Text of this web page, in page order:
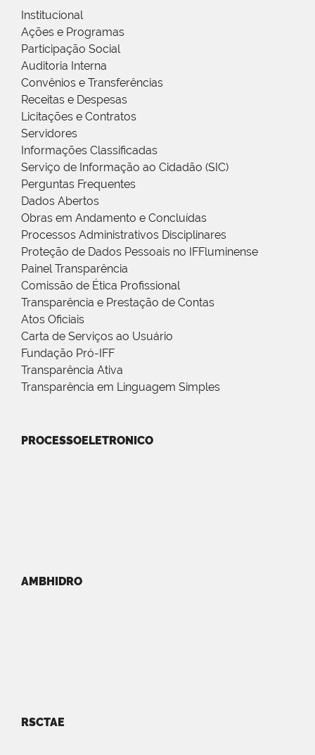
Institucional
Ações e Programas
Participação Social
Auditoria Interna
Convênios e Transferências
Receitas e Despesas
Licitações e Contratos
Servidores
Informações Classificadas
Serviço de Informação ao Cidadão (SIC)
Perguntas Frequentes
Dados Abertos
Obras em Andamento e Concluídas
Processos Administrativos Disciplinares
Proteção de Dados Pessoais no IFFluminense
Painel Transparência
Comissão de Ética Profissional
Transparência e Prestação de Contas
Atos Oficiais
Carta de Serviços ao Usuário
Fundação Pró-IFF
Transparência Ativa
Transparência em Linguagem Simples
PROCESSOELETRONICO
AMBHIDRO
RSCTAE